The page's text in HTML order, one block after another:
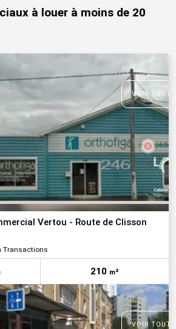
à louer à moins de 20
VOIR
Vertou - Route de Clisson
Transactions
210 m²
VOIR